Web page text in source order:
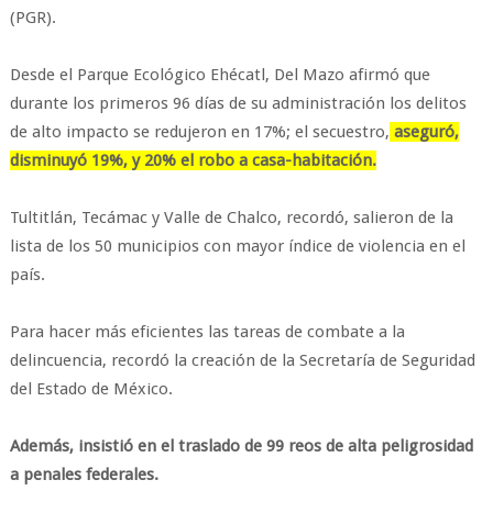
(PGR).
Desde el Parque Ecológico Ehécatl, Del Mazo afirmó que
durante los primeros 96 días de su administración los delitos
de alto impacto se redujeron en 17%; el secuestro, aseguró,
disminuyó 19%, y 20% el robo a casa-habitación.
Tultitlán, Tecámac y Valle de Chalco, recordó, salieron de la
lista de los 50 municipios con mayor índice de violencia en el
país.
Para hacer más eficientes las tareas de combate a la
delincuencia, recordó la creación de la Secretaría de Seguridad
del Estado de México.
Además, insistió en el traslado de 99 reos de alta peligrosidad
a penales federales.